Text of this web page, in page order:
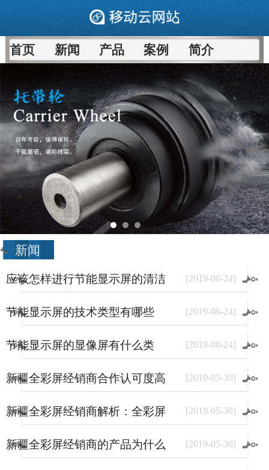
首页 新闻 产品 案例 简介
新闻
应该怎样进行节能显示屏的清洁
和保养
[2019-06-24]
节能显示屏的技术类型有哪些 [2019-06-24]
节能显示屏的显像屏有什么类
型？
[2019-06-24]
新疆全彩屏经销商合作认可度高
的原因
[2019-05-30]
新疆全彩屏经销商解析：全彩屏
使用量大幅上涨的原因
[2019-05-30]
新疆全彩屏经销商的产品为什么
销量好？
[2019-05-30]